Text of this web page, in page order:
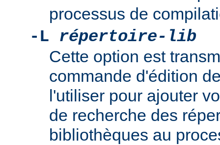
processus de
-L répertoire-lib
Cette option est
commande d'édition
l'utiliser pour ajouter
de recherche des
bibliothèques au